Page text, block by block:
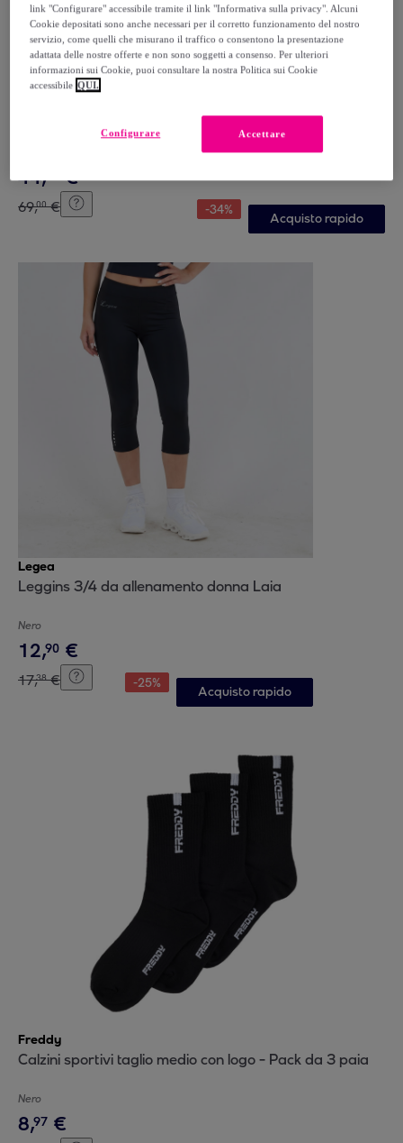
KAPPA
Kappa - Tuta sportiva Uomo Bianco - KAPPA4SOCCER
44, €
69,00 € -34%
Acquisto rapido
Legea
Leggins 3/4 da allenamento donna Laia
Nero
12,90 €
17,38 € -25%
Acquisto rapido
Freddy
Calzini sportivi taglio medio con logo - Pack da 3 paia
Nero
8,97 €
link "Configurare" accessibile tramite il link "Informativa sulla privacy". Alcuni
Cookie depositati sono anche necessari per il corretto funzionamento del nostro
servizio, come quelli che misurano il traffico o consentono la presentazione
adattata delle nostre offerte e non sono soggetti a consenso. Per ulteriori
informazioni sui Cookie, puoi consultare la nostra Politica sui Cookie
accessibile QUI.
Accettare
Configurare